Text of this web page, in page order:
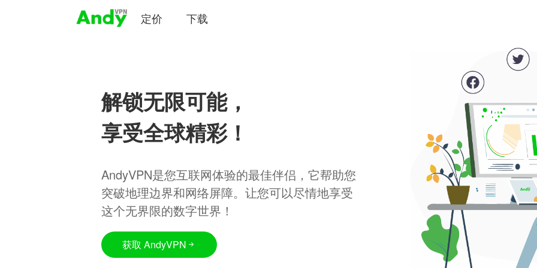
定价 下载
解锁无限可能，
享受全球精彩！
AndyVPN是您互联网体验的最佳伴侣，它帮助您
突破地理边界和网络屏障。让您可以尽情地享受
这个无界限的数字世界！
获取 AndyVPN